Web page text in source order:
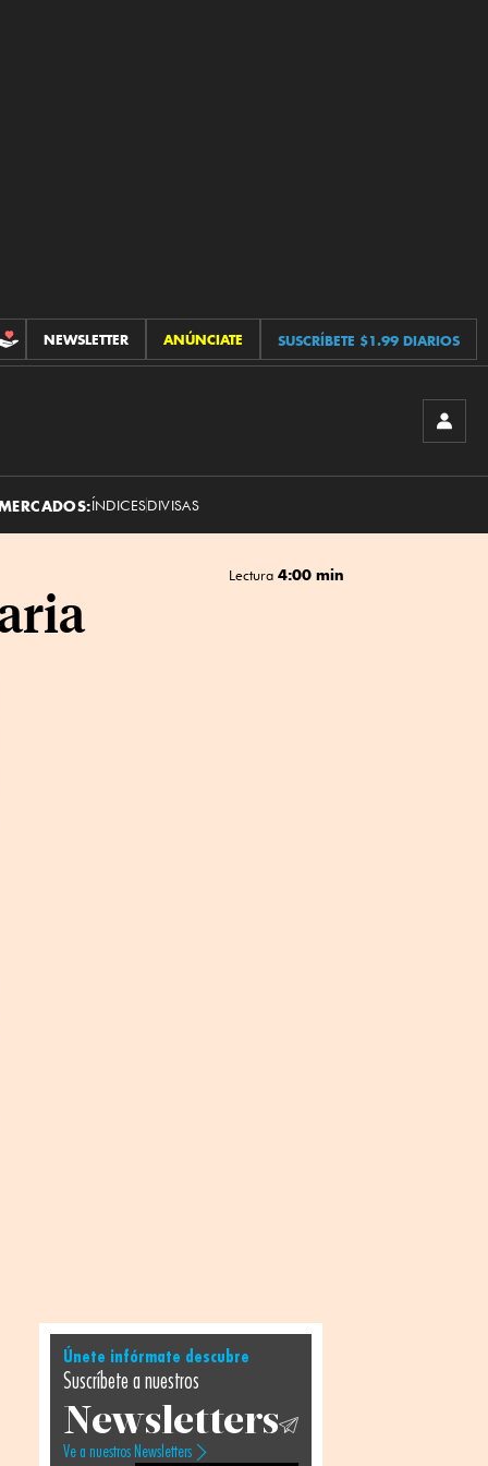
CONTRIBUCIONES
NEWSLETTER ANÚNCIATE SUSCRÍBETE $1.99 DIARIOS
ÍNDICESDIVISAS
Lectura 4:00 min
Únete infórmate descubre
Suscríbete a nuestros
Newsletters
Ve a nuestros Newsletters